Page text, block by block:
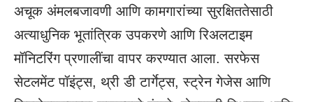
अचूक अंमलबजावणी आणि कामगारांच्या सुरक्षिततेसाठी
अत्याधुनिक भूतांत्रिक उपकरणे आणि रिअलटाइम
मॉनिटरिंग प्रणालींचा वापर करण्यात आला. सरफेस
सेटलमेंट पॉइंट्स, थ्री डी टार्गेट्स, स्ट्रेन गेजेस आणि